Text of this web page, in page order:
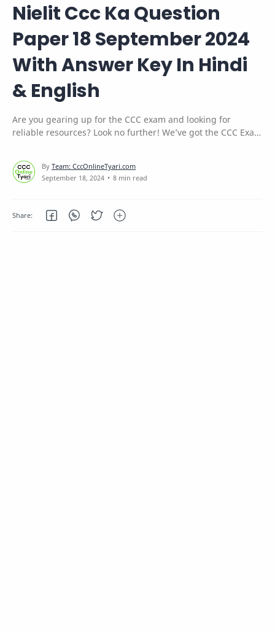
Nielit Ccc Ka Question
Paper 18 September 2024
With Answer Key In Hindi
& English
Are you gearing up for the CCC exam and looking for
reliable resources? Look no further! We’ve got the CCC Exam
8 min read